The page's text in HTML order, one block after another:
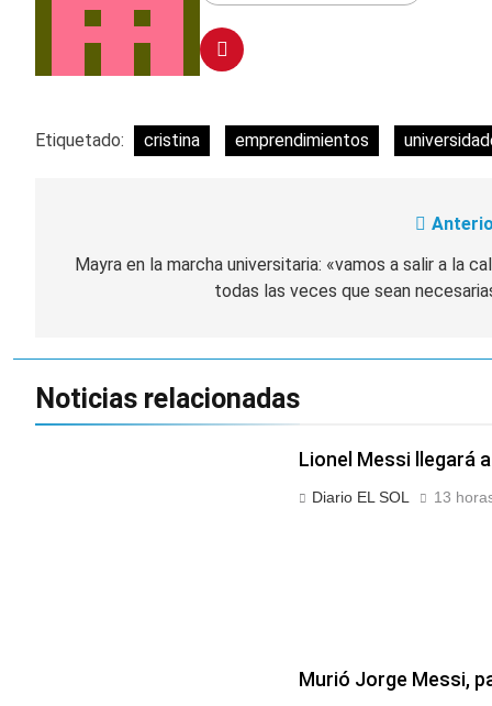
Etiquetado: cristina emprendimientos
de
Mayra en la marcha universitaria: «vamos a salir a la
todas las veces que sean
Noticias relacionadas
Lionel Messi llegará
Diario EL SOL 13
Murió Jorge Messi,